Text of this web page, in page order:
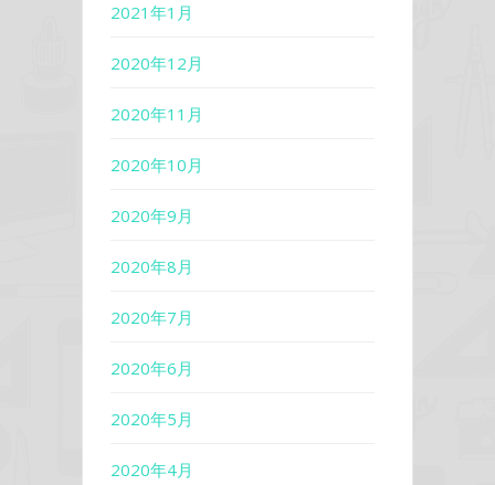
2021年1月
2020年12月
2020年11月
2020年10月
2020年9月
2020年8月
2020年7月
2020年6月
2020年5月
2020年4月